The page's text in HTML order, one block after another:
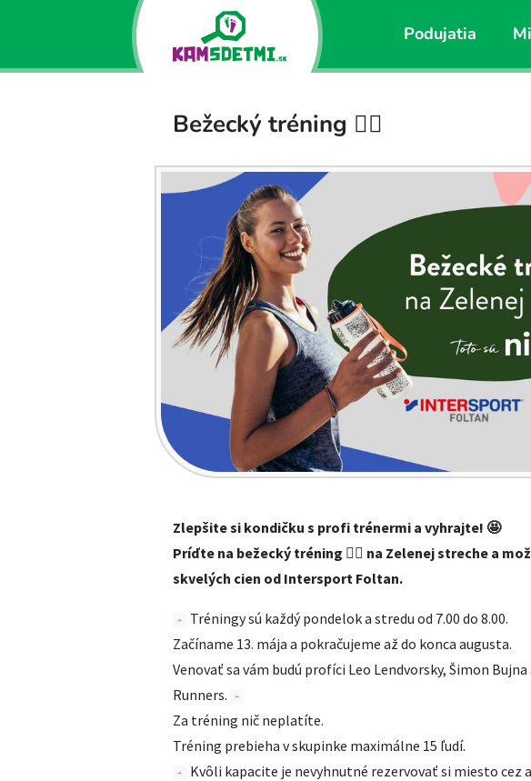
Podujatia
Bežecký tréning 🏃‍♂️
Zlepšite si kondičku s profi trénermi a vyhrajte! 🤩
Príďte na bežecký tréning 🏃‍♂️ na Zelenej streche a
skvelých cien od Intersport Foltan.
Tréningy sú každý pondelok a stredu od 7.00 do 8.00.
Začíname 13. mája a pokračujeme až do konca augusta.
Venovať sa vám budú profíci Leo Lendvorsky, Šimon
Runners.
Za tréning nič neplatíte.
Tréning prebieha v skupinke maximálne 15 ľudí.
Kvôli kapacite je nevyhnutné rezervovať si miesto cez